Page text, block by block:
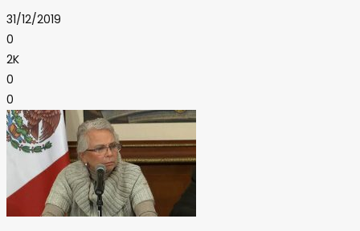
31/12/2019
0
2K
0
0